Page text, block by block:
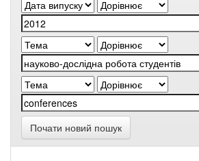
Почати новий пошук